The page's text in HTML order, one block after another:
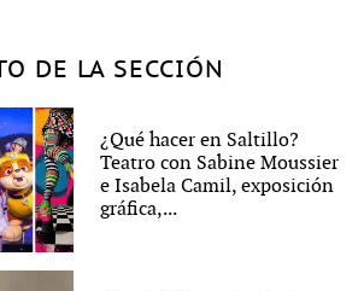
DE LA SECCIÓN
¿Qué hacer en Saltillo?
Teatro con Sabine Moussier
e Isabela Camil, exposición
gráfica,...